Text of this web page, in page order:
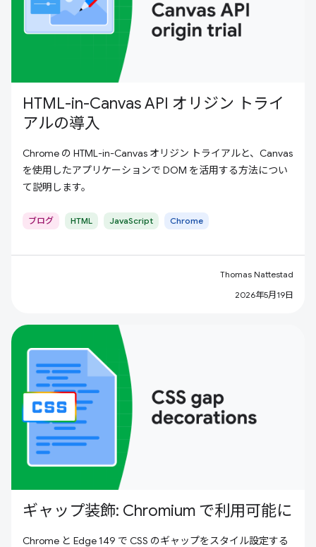
HTML-in-Canvas API オリジン トライ
アルの導入
Chrome の HTML-in-Canvas オリジン トライアルと、Canvas
を使用したアプリケーションで DOM を活用する方法につい
て説明します。
ブログ HTML JavaScript Chrome
Thomas Nattestad
2026年5月19日
ギャップ装飾: Chromium で利用可能に
Chrome と Edge 149 で CSS のギャップをスタイル設定する